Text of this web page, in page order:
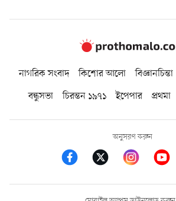
নাগরিক সংবাদ কিশোর আলো বিজ্ঞানচিন্তা
বন্ধুসভা
চিরন্তন ১৯৭১ ইপেপার প্রথমা
অনুসরণ করুন